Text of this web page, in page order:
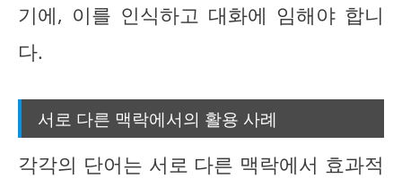
기에, 이를 인식하고 대화에 임해야 합니
다.
서로 다른 맥락에서의 활용 사례
각각의 단어는 서로 다른 맥락에서 효과적